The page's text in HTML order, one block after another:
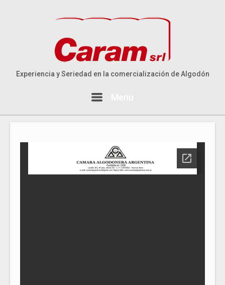
Experiencia y Seriedad en la comercialización de Algodón